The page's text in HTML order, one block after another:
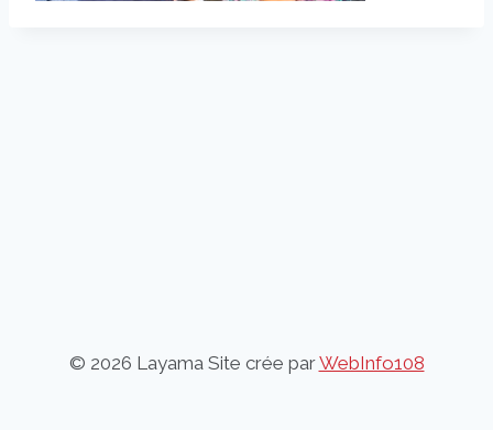
© 2026 Layama Site crée parWebInfo108